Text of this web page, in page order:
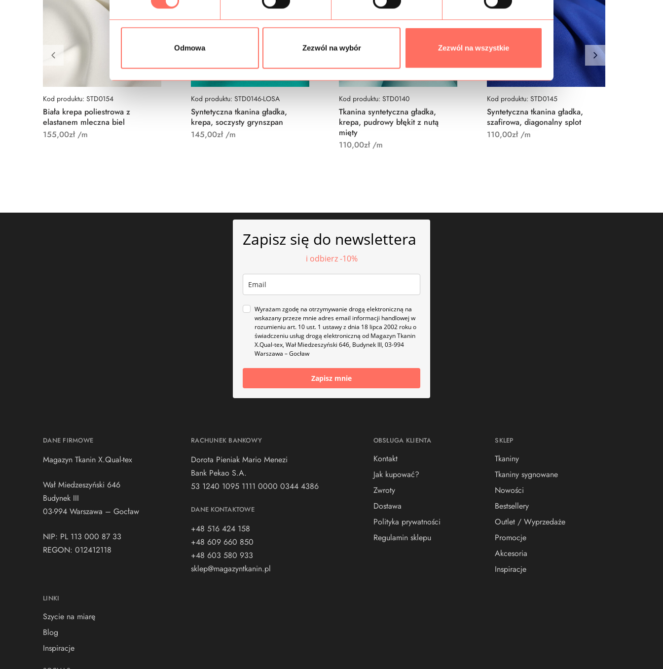
ó
Odmowa Zezwól na wybór Zezwól na wszystkie
Kod produktu: STD0154
Biała krepa poliestrowa z
elastanem mleczna biel
155,00zł/m
Kod produktu: STD0146-LOSA
Syntetyczna tkanina gładka,
krepa, soczysty grynszpan
145,00zł/m
Kod produktu: STD0140
Tkanina syntetyczna gładka,
krepa, pudrowy błękit z nutą
mięty
110,00zł/m
Kod produktu: STD0145
Syntetyczna tkanina gładka,
szafirowa, diagonalny splot
110,00zł/m
Zapisz się do newslettera
i odbierz -10%
Wyrażam zgodę na otrzymywanie drogą elektroniczną na
wskazany przeze mnie adres email informacji handlowej w
rozumieniu art. 10 ust. 1 ustawy z dnia 18 lipca 2002 roku o
świadczeniu usług drogą elektroniczną od Magazyn Tkanin
X.Qual-tex, Wał Miedzeszyński 646, Budynek III, 03-994
Warszawa – Gocław
Zapisz mnie
DANE FIRMOWE
Magazyn Tkanin X.Qual-tex
Wał Miedzeszyński 646
Budynek III
03-994 Warszawa – Gocław
NIP: PL 113 000 87 33
REGON: 012412118
LINKI
Szycie na miarę
Blog
Inspiracje
RACHUNEK BANKOWY
Dorota Pieniak Mario Menezi
Bank Pekao S.A.
53 1240 1095 1111 0000 0344 4386
DANE KONTAKTOWE
+48 516 424 158
+48 609 660 850
+48 603 580 933
sklep@magazyntkanin.pl
OBSŁUGA KLIENTA
Kontakt
Jak kupować?
Zwroty
Dostawa
Polityka prywatności
Regulamin sklepu
SKLEP
Tkaniny
Tkaniny sygnowane
Nowości
Bestsellery
Outlet / Wyprzedaże
Promocje
Akcesoria
Inspiracje